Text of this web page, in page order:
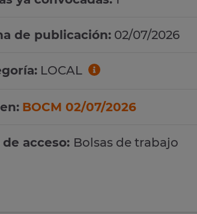
de publicación: 02/07/2026
LOCAL
BOCM 02/07/2026
acceso: Bolsas de trabajo